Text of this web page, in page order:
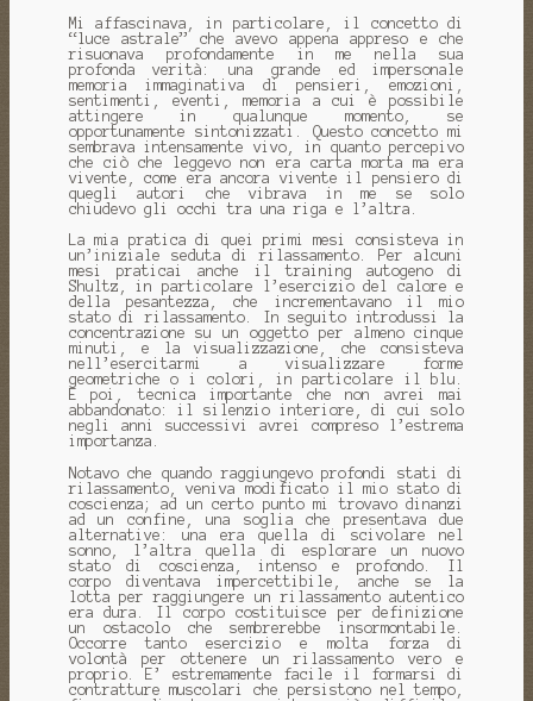
Mi affascinava, in particolare, il concetto di
“luce astrale” che avevo appena appreso e che
risuonava profondamente in me nella sua
profonda verità: una grande ed impersonale
memoria immaginativa di pensieri, emozioni,
sentimenti, eventi, memoria a cui è possibile
attingere in qualunque momento, se
opportunamente sintonizzati. Questo concetto mi
sembrava intensamente vivo, in quanto percepivo
che ciò che leggevo non era carta morta ma era
vivente, come era ancora vivente il pensiero di
quegli autori che vibrava in me se solo
chiudevo gli occhi tra una riga e l’altra.
La mia pratica di quei primi mesi consisteva in
un’iniziale seduta di rilassamento. Per alcuni
mesi praticai anche il training autogeno di
Shultz, in particolare l’esercizio del calore e
della pesantezza, che incrementavano il mio
stato di rilassamento. In seguito introdussi la
concentrazione su un oggetto per almeno cinque
minuti, e la visualizzazione, che consisteva
nell’esercitarmi a visualizzare forme
geometriche o i colori, in particolare il blu.
E poi, tecnica importante che non avrei mai
abbandonato: il silenzio interiore, di cui solo
negli anni successivi avrei compreso l’estrema
importanza.
Notavo che quando raggiungevo profondi stati di
rilassamento, veniva modificato il mio stato di
coscienza; ad un certo punto mi trovavo dinanzi
ad un confine, una soglia che presentava due
alternative: una era quella di scivolare nel
sonno, l’altra quella di esplorare un nuovo
stato di coscienza, intenso e profondo. Il
corpo diventava impercettibile, anche se la
lotta per raggiungere un rilassamento autentico
era dura. Il corpo costituisce per definizione
un ostacolo che sembrerebbe insormontabile.
Occorre tanto esercizio e molta forza di
volontà per ottenere un rilassamento vero e
proprio. E’ estremamente facile il formarsi di
contratture muscolari che persistono nel tempo,